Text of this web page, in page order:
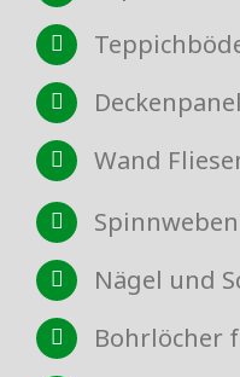
Wand
Nägel und
Bohrlöcher